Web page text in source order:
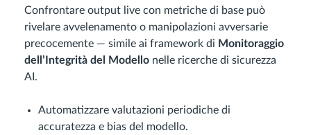
Confrontare output live con metriche di base può
rivelare avvelenamento o manipolazioni avversarie
precocemente — simile ai framework di Monitoraggio
dell’Integrità del Modello nelle ricerche di sicurezza
AI.
Automatizzare valutazioni periodiche di
accuratezza e bias del modello.